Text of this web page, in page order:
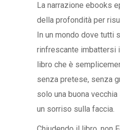
La narrazione ebooks
della profondità per
In un mondo dove tutti
rinfrescante imbattersi
libro che è
senza pretese, senza
solo una buona
un sorriso sulla faccia.